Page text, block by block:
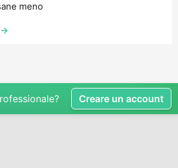
meno
→
Creare un account